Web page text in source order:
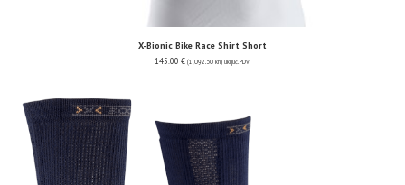
X-Bionic Bike Race Shirt Short
145.00 € (1,092.50 kn) uključ. PDV